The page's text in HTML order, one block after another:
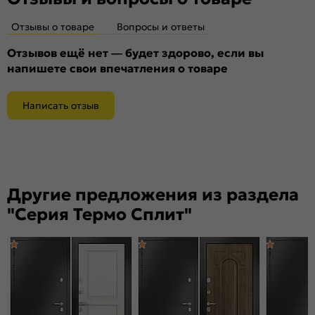
Верхний замок:
Сувальдный Гардиан 3001
Нижний замок:
Класс замка:
Класс шумоизоляции:
2 класс ( 26-31 дБ)
Накладка
цилиндровая
Декоративные накладки с подпружиненными
Накладка
сувальдная
наружная:
Декоративные накладки с подпружиненными
шторками
Накладка
сувальдная
Декоративные накладки с подпружиненными
шторками
Отзывы о товаре Вопросы и ответы
Отзывов ещё нет — будет здорово, если вы
напишете свои впечатления о товаре
Написать отзыв
Другие предложения из раздела
"Серия Термо Сплит"